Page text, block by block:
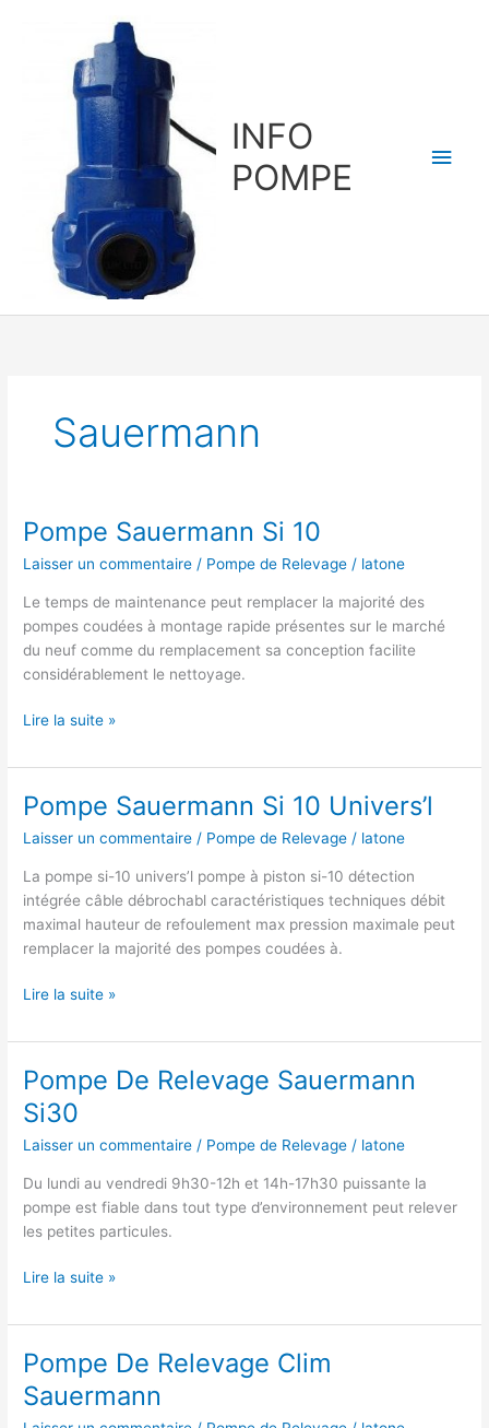
INFO
POMPE
Sauermann
Pompe Sauermann Si 10
Laisser un commentaire / Pompe de Relevage / latone
Le temps de maintenance peut remplacer la majorité des
pompes coudées à montage rapide présentes sur le marché
du neuf comme du remplacement sa conception facilite
considérablement le nettoyage.
Pompe
Si
10
Lire la suite »
Pompe Sauermann Si 10 Univers’l
Laisser un commentaire / Pompe de Relevage / latone
La pompe si-10 univers’l pompe à piston si-10 détection
intégrée câble débrochabl caractéristiques techniques débit
maximal hauteur de refoulement max pression maximale peut
remplacer la majorité des pompes coudées à.
Pompe
Si
10
Univers’l
Lire la suite »
Pompe De Relevage Sauermann
Si30
Laisser un commentaire / Pompe de Relevage / latone
Du lundi au vendredi 9h30-12h et 14h-17h30 puissante la
pompe est fiable dans tout type d’environnement peut relever
les petites particules.
Pompe
Relevage
Si30
Lire la suite »
Pompe De Relevage Clim
Sauermann